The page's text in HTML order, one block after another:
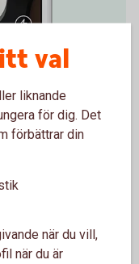
Med dessa blir
snabbare.
din QR-kod och
val
liknande
för dig. Det
förbättrar din
när du vill,
när du är